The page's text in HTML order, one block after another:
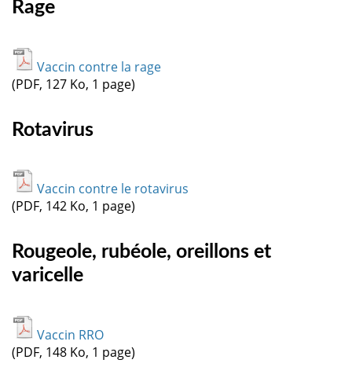
Rage
Vaccin contre la rage
(PDF, 127 Ko, 1 page)
Rotavirus
Vaccin contre le rotavirus
(PDF, 142 Ko, 1 page)
Rougeole, rubéole, oreillons et
varicelle
Vaccin RRO
(PDF, 148 Ko, 1 page)